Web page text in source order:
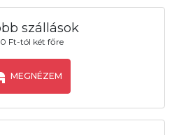
szállások
Ft-tól két főre
MEGNÉZEM